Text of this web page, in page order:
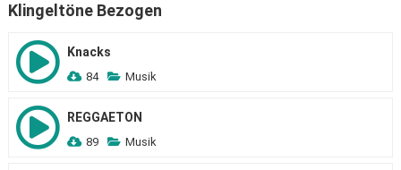
Klingeltöne Bezogen
Knacks
84 Musik
REGGAETON
89 Musik